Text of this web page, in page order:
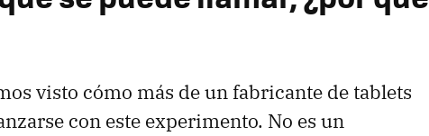
visto cómo más de un fabricante de tablets
con este experimento. No es un